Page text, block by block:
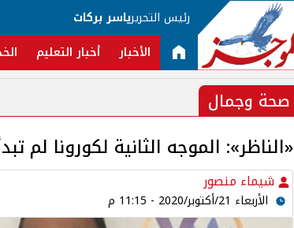
رئيس التحريرياسر بركات
الأخبار أخبار التعليم
صحة وجمال
«الناظر»: الموجه الثانية لكورونا لم
شيماء منصور
الأربعاء 21/أكتوبر/2020 - 11:15 م